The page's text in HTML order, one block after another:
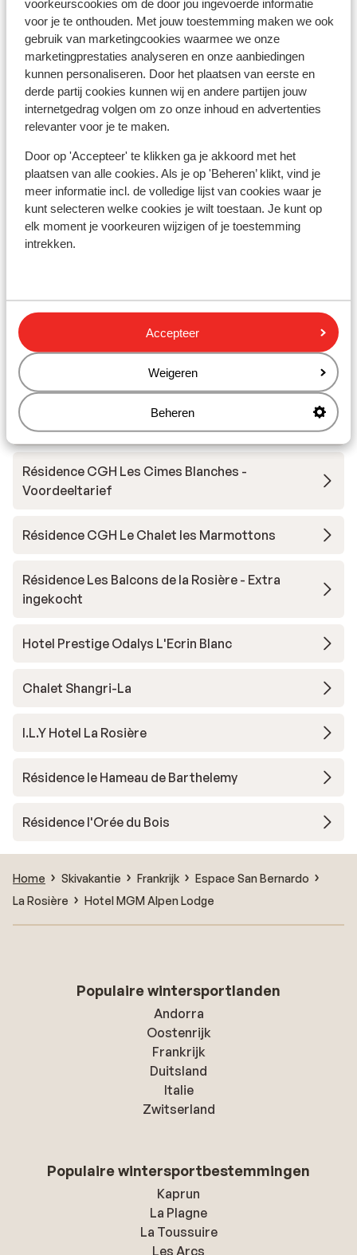
voorkeurscookies om de door jou ingevoerde informatie
voor je te onthouden. Met jouw toestemming maken we ook
gebruik van marketingcookies waarmee we onze
marketingprestaties analyseren en onze aanbiedingen
kunnen personaliseren. Door het plaatsen van eerste en
derde partij cookies kunnen wij en andere partijen jouw
internetgedrag volgen om zo onze inhoud en advertenties
relevanter voor je te maken.
Door op 'Accepteer' te klikken ga je akkoord met het
plaatsen van alle cookies. Als je op 'Beheren’ klikt, vind je
meer informatie incl. de volledige lijst van cookies waar je
kunt selecteren welke cookies je wilt toestaan. Je kunt op
elk moment je voorkeuren wijzigen of je toestemming
intrekken.
Accepteer
Weigeren
Beheren
Skilessen
Skimateriaal
Andere accommodaties in Espace San
Résidence Chalet Le Refuge
Résidence MGM Alpen Lodge
Boutique Résidence CGH Le Lodge Hemera
Boutique Résidence CGH Le Lodge Hemera -
Voordeeltarief
Résidence CGH Les Cimes Blanches
Résidence CGH Les Cimes Blanches -
Voordeeltarief
Résidence CGH Le Chalet les Marmottons
Résidence Les Balcons de la Rosière - Extra
ingekocht
Hotel Prestige Odalys L'Ecrin Blanc
Chalet Shangri-La
I.L.Y Hotel La Rosière
Résidence le Hameau de Barthelemy
Résidence l'Orée du Bois
Home Skivakantie Frankrijk
Espace San Bernardo
La Rosière
Hotel MGM Alpen Lodge
Populaire wintersportlanden
Andorra
Oostenrijk
Frankrijk
Duitsland
Italie
Zwitserland
Populaire wintersportbestemmingen
Kaprun
La Plagne
La Toussuire
Les Arcs